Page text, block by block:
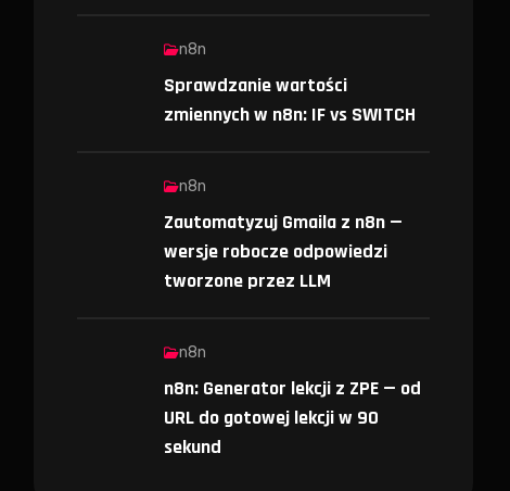
n8n
Sprawdzanie wartości
zmiennych w n8n: IF vs SWITCH
n8n
Zautomatyzuj Gmaila z n8n —
wersje robocze odpowiedzi
tworzone przez LLM
n8n
n8n: Generator lekcji z ZPE — od
URL do gotowej lekcji w 90
sekund